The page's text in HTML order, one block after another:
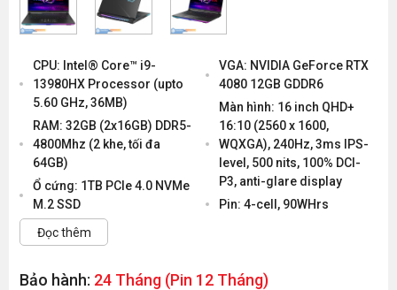
CPU: Intel® Core™ i9-
13980HX Processor (upto
5.60 GHz, 36MB)
RAM: 32GB (2x16GB) DDR5-
4800Mhz (2 khe, tối đa
64GB)
Ổ cứng: 1TB PCIe 4.0 NVMe
M.2 SSD
VGA: NVIDIA GeForce RTX
4080 12GB GDDR6
Màn hình: 16 inch QHD+
16:10 (2560 x 1600,
WQXGA), 240Hz, 3ms IPS-
level, 500 nits, 100% DCI-
P3, anti-glare display
Pin: 4-cell, 90WHrs
Đọc thêm
Bảo hành: 24 Tháng (Pin 12 Tháng)